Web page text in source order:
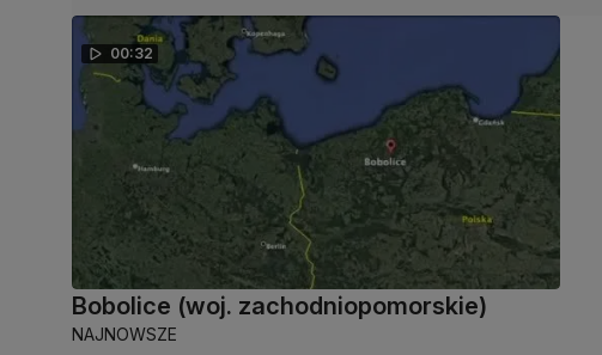
00:32
Bobolice (woj. zachodniopomorskie)
NAJNOWSZE